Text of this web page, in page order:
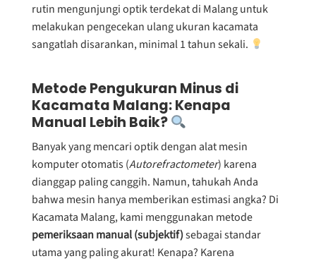
rutin mengunjungi optik terdekat di Malang untuk
melakukan pengecekan ulang ukuran kacamata
sangatlah disarankan, minimal 1 tahun sekali.
Metode Pengukuran Minus di
Kacamata Malang: Kenapa
Manual Lebih Baik?
Banyak yang mencari optik dengan alat mesin
komputer otomatis (Autorefractometer) karena
dianggap paling canggih. Namun, tahukah Anda
bahwa mesin hanya memberikan estimasi angka? Di
Kacamata Malang, kami menggunakan metode
pemeriksaan manual (subjektif)sebagai standar
utama yang paling akurat! Kenapa? Karena